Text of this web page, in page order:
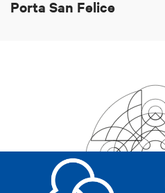
Porta San Felice